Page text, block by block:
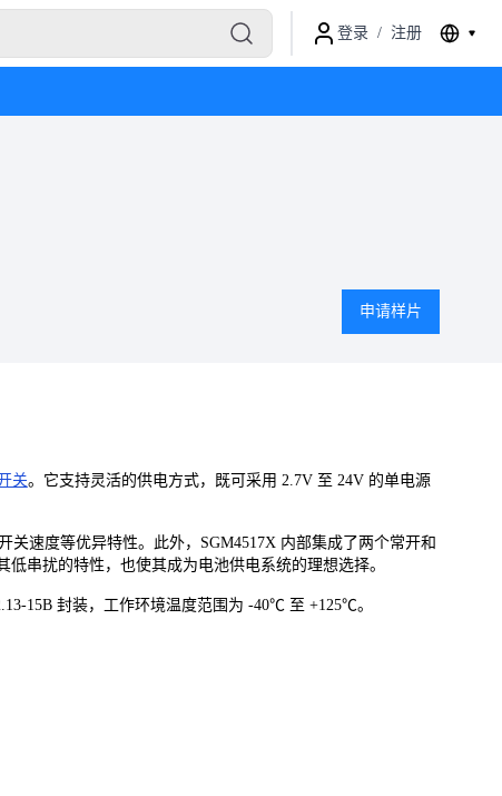
登录 / 注册
申请样片
关。它支持灵活的供电方式，既可采用 2.7V 至 24V 的单电源
速度等优异特性。此外，SGM4517X 内部集成了两个常开和
串扰的特性，也使其成为电池供电系统的理想选择。
15B 封装，工作环境温度范围为 -40℃ 至 +125℃。